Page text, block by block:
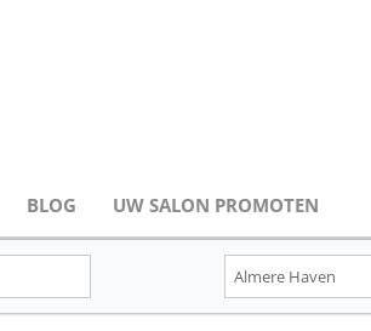
BLOG UW SALON PROMOTEN